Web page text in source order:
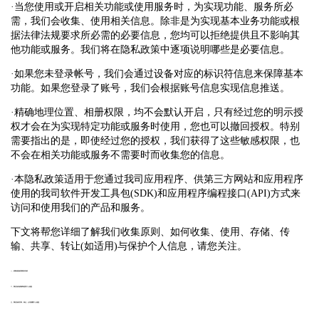
·当您使用或开启相关功能或使用服务时，为实现功能、服务所必
需，我们会收集、使用相关信息。除非是为实现基本业务功能或根
据法律法规要求所必需的必要信息，您均可以拒绝提供且不影响其
他功能或服务。我们将在隐私政策中逐项说明哪些是必要信息。
·如果您未登录帐号，我们会通过设备对应的标识符信息来保障基本
功能。如果您登录了账号，我们会根据账号信息实现信息推送。
·精确地理位置、相册权限，均不会默认开启，只有经过您的明示授
权才会在为实现特定功能或服务时使用，您也可以撤回授权。特别
需要指出的是，即使经过您的授权，我们获得了这些敏感权限，也
不会在相关功能或服务不需要时而收集您的信息。
·本隐私政策适用于您通过我司应用程序、供第三方网站和应用程序
使用的我司软件开发工具包(SDK)和应用程序编程接口(API)方式来
访问和使用我们的产品和服务。
下文将帮您详细了解我们收集原则、如何收集、使用、存储、传
输、共享、转让(如适用)与保护个人信息，请您关注。